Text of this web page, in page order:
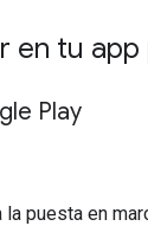
en tu
Play
la puesta en